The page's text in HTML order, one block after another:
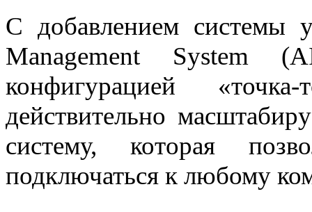
С добавлением системы
Management System
конфигурацией
действительно
систему, которая
подключаться к любому